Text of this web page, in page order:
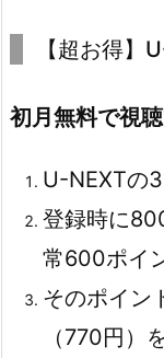
【超お得】
初月無料で視
U-NEXTの
登録時に
常600ポイ
そのポイン
（770円）